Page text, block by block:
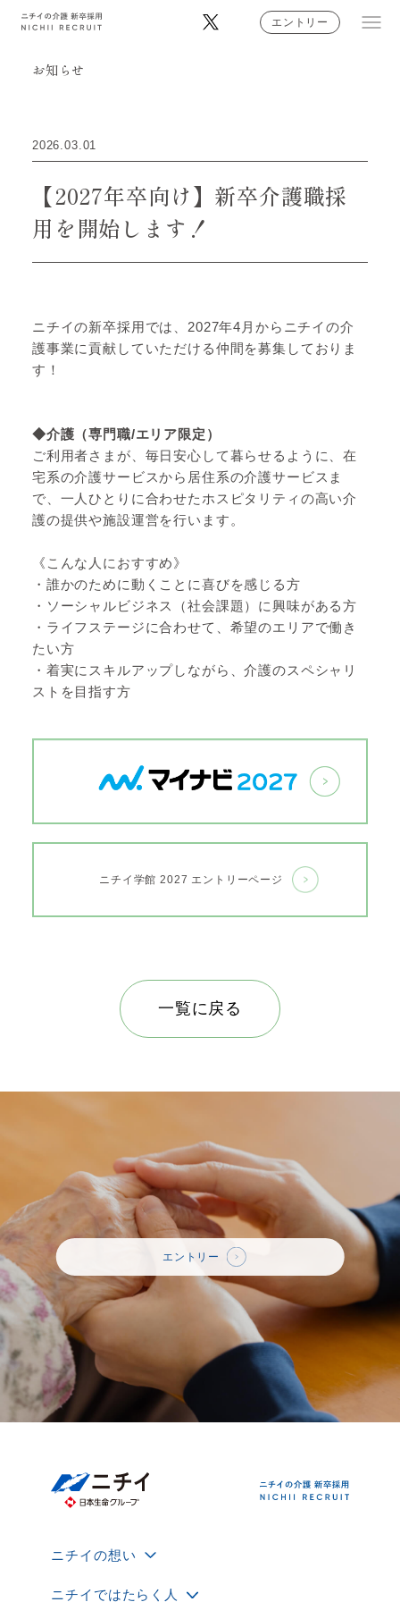
エントリー
ニチイではたらく人
あなたの地域ではたらく
介護のお仕事・キャリア
採用情報
エントリーはこちら
お知らせ
2026.03.01
【2027年卒向け】新卒介護職採
用を開始します！
ニチイの新卒採用では、2027年4月からニチイの介
護事業に貢献していただける仲間を募集しておりま
す！
◆介護（専門職/エリア限定）
ご利用者さまが、毎日安心して暮らせるように、在
宅系の介護サービスから居住系の介護サービスま
で、一人ひとりに合わせたホスピタリティの高い介
護の提供や施設運営を行います。
《こんな人におすすめ》
・誰かのために動くことに喜びを感じる方
・ソーシャルビジネス（社会課題）に興味がある方
・ライフステージに合わせて、希望のエリアで働き
たい方
・着実にスキルアップしながら、介護のスペシャリ
ストを目指す方
ニチイ学館 2027 エントリーページ
一覧に戻る
エントリー
ニチイの想い
ニチイではたらく人